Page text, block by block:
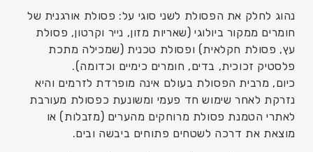
נהוג לחלק את הפסולת לשני סוגי על: פסולת אורגנית של
חומרים ממקור ביולוגי (שאריות מזון, נייר וקרטון, פסולת
עץ, פסולת חקלאית) ופסולת טכנית (שמכילה מתכת
פלסטיק זכוכית, בדים, חומרים כימיים וכדומה).
כיום, מרבית הפסולת בעולם אינה מופרדת לזרמים והיא
נזרקת לאחר שימוש חד פעמי ומשונעת כפסולת מעורבת
לאתרי הטמנת פסולת מרוחקים מהערים (מזבלות) או
מוצאת את דרכה לשטחים פתוחים ביבשה ובים.